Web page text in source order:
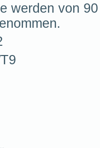
werden von